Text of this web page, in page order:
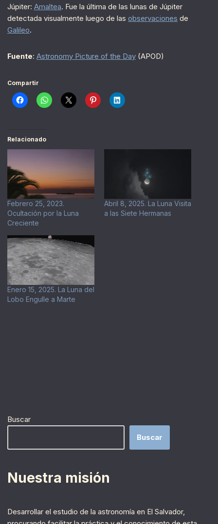
Júpiter: Amaltea. Fue la última de las lunas de Júpiter
detectada visualmente luego de las observaciones de
Galileo.
Fuente: Astronomy Picture of the Day (APOD)
Compartir
Relacionado
Febrero 25, 2023.
Ocultación por la Luna
Creciente
Abril 8, 2025. La Luna Visita
a las Siete Hermanas
Enero 15, 2025. La Luna del
Lobo Engulle a Marte
Buscar
Buscar
Nuestra misión
Desarrollar el estudio de la astronomía en El Salvador,